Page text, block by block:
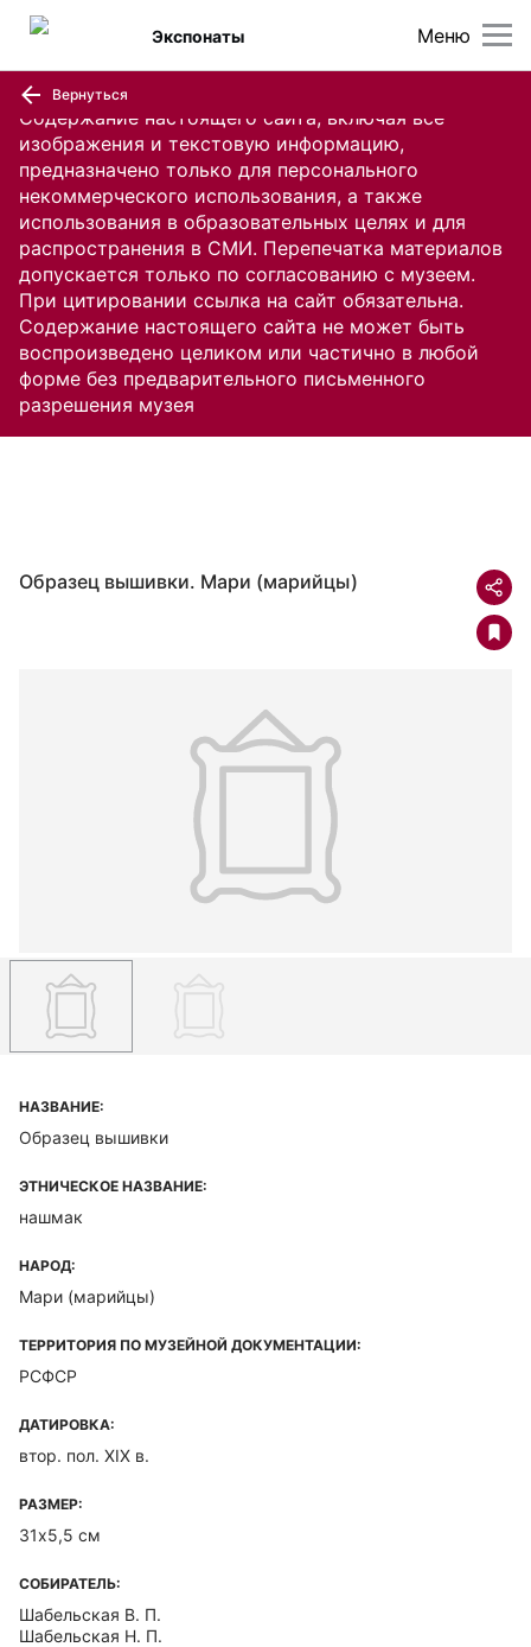
Содержание настоящего сайта, включая все
изображения и текстовую информацию,
предназначено только для персонального
некоммерческого использования, а также
использования в образовательных целях и для
распространения в СМИ. Перепечатка материалов
допускается только по согласованию с музеем.
При цитировании ссылка на сайт обязательна.
Содержание настоящего сайта не может быть
воспроизведено целиком или частично в любой
форме без предварительного письменного
разрешения музея
Меню
Экспонаты
Вернуться
Образец вышивки. Мари (марийцы)
НАЗВАНИЕ:
Образец вышивки
ЭТНИЧЕСКОЕ НАЗВАНИЕ:
нашмак
НАРОД:
Мари (марийцы)
ТЕРРИТОРИЯ ПО МУЗЕЙНОЙ ДОКУМЕНТАЦИИ:
РСФСР
ДАТИРОВКА:
втор. пол. XIX в.
РАЗМЕР:
31х5,5 см
СОБИРАТЕЛЬ:
Шабельская В. П.
Шабельская Н. П.